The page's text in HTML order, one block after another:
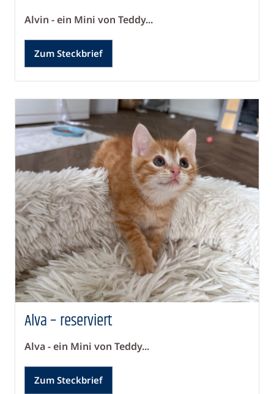
Alvin - ein Mini von Teddy...
Zum Steckbrief
Alva – reserviert
Alva - ein Mini von Teddy...
Zum Steckbrief